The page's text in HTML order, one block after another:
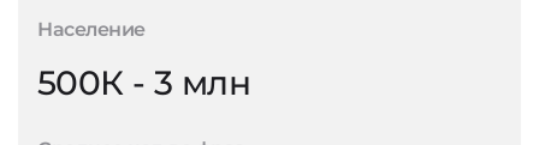
Население
500К - 3 млн